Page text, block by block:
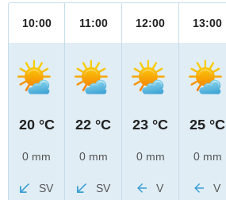
10:00
20 °C
0 mm
SV
11:00
22 °C
0 mm
SV
12:00
23 °C
0 mm
V
13:00
25 °C
0 mm
V